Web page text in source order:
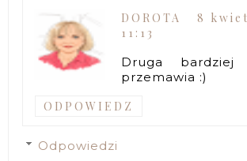
DOROTA
8
11:13
Druga
przemawia :)
ODPOWIEDZ
Odpowiedzi